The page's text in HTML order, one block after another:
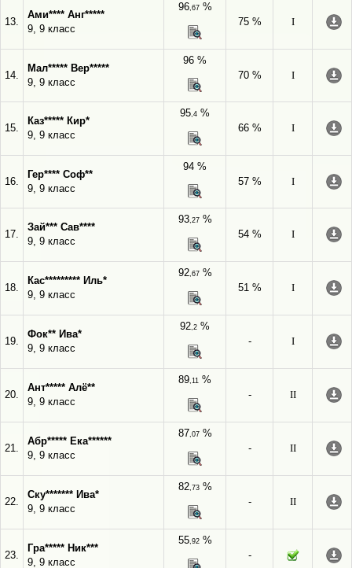
13.
Ами**** Анг*****
9, 9 класс
96,67%
75 %
I
14.
Мал***** Вер*****
9, 9 класс
96 %
70 %
I
15.
Каз***** Кир*
9, 9 класс
95,4 %
66 %
I
16.
Гер**** Соф**
9, 9 класс
94 %
57 %
I
17.
Зай*** Сав****
9, 9 класс
93,27%
54 %
I
18.
Кас********* Иль*
9, 9 класс
92,67%
51 %
I
19.
Фок** Ива*
9, 9 класс
92,2 %
-
I
20.
Ант***** Алё**
9, 9 класс
89,11 %
-
II
21.
Абр***** Ека******
9, 9 класс
87,07%
-
II
22.
Ску******* Ива*
9, 9 класс
82,73%
-
II
23.
Гра***** Ник***
9, 9 класс
55,92%
-